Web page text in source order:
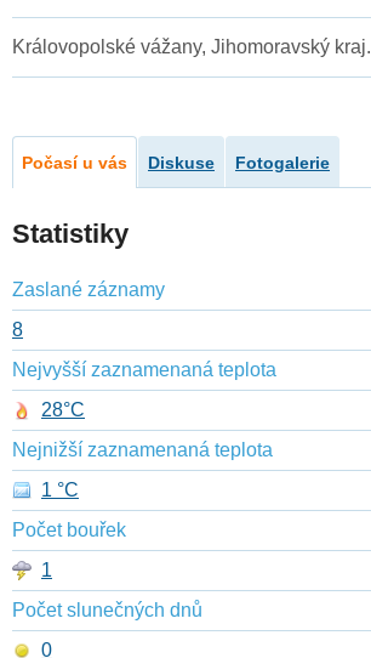
Královopolské vážany, Jihomoravský kraj.
Počasí u vás Diskuse Fotogalerie
Statistiky
Zaslané záznamy
8
Nejvyšší zaznamenaná teplota
28°C
Nejnižší zaznamenaná teplota
1 °C
Počet bouřek
1
Počet slunečných dnů
0